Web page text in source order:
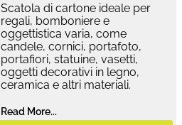
Scatola di cartone ideale per
regali, bomboniere e
oggettistica varia, come
candele, cornici, portafoto,
portafiori, statuine, vasetti,
oggetti decorativi in legno,
ceramica e altri materiali.
Read More...